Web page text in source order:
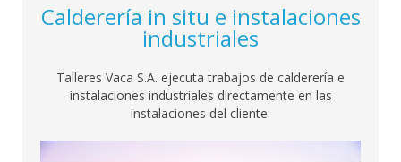
Calderería in situ e instalaciones
industriales
Talleres Vaca S.A. ejecuta trabajos de calderería e
instalaciones industriales directamente en las
instalaciones del cliente.